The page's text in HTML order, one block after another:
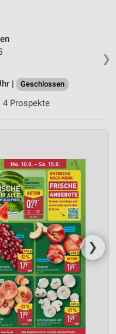
❯
|
Geschlossen
4 Prospekte
❯